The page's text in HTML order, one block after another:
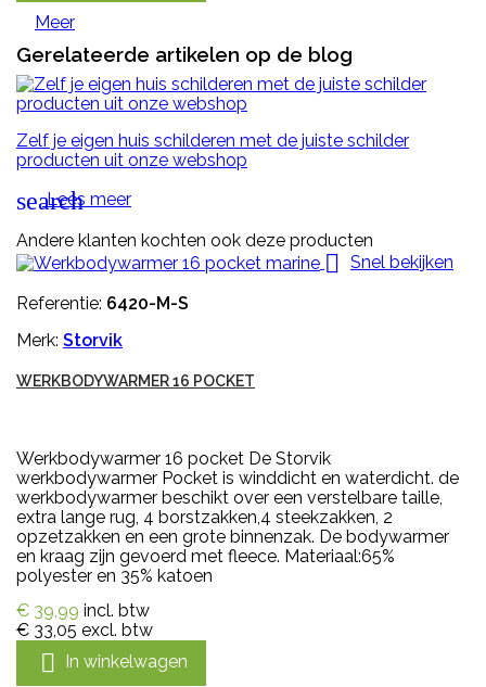
Meer
Gerelateerde artikelen op de blog
Zelf je eigen huis schilderen met de juiste schilder
producten uit onze webshop
search
Lees meer
Andere klanten kochten ook deze producten
 Snel bekijken
Referentie: 6420-M-S
Merk: Storvik
WERKBODYWARMER 16 POCKET
Werkbodywarmer 16 pocket De Storvik
werkbodywarmer Pocket is winddicht en waterdicht. de
werkbodywarmer beschikt over een verstelbare taille,
extra lange rug, 4 borstzakken,4 steekzakken, 2
opzetzakken en een grote binnenzak. De bodywarmer
en kraag zijn gevoerd met fleece. Materiaal:65%
polyester en 35% katoen
€ 39,99 incl. btw
€ 33,05 excl. btw
 In winkelwagen